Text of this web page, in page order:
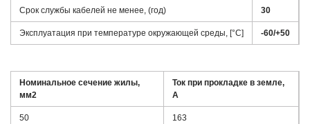
Срок службы кабелей не менее, (год) 30
Эксплуатация при температуре окружающей среды, [°С] -60/+50
Номинальное сечение жилы,
мм2
Ток при прокладке в земле,
А
50 163